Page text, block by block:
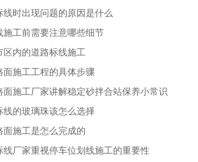
线时出现问题的原因是什么
施工前需要注意哪些细节
区内的道路标线施工
面施工工程的具体步骤
面施工厂家讲解稳定砂拌合站保养小常识
线的玻璃珠该怎么选择
面施工是怎么完成的
线厂家重视停车位划线施工的重要性